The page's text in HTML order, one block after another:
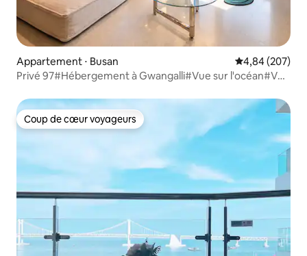
Appartement ⋅ Busan Évaluation
4,84 (207)
Privé 97#Hébergement à Gwangalli#Vue sur l'océan#Vue
+ 2 chambres#20 pyeong
Coup de cœur voyageurs
Coup de cœur voyageurs